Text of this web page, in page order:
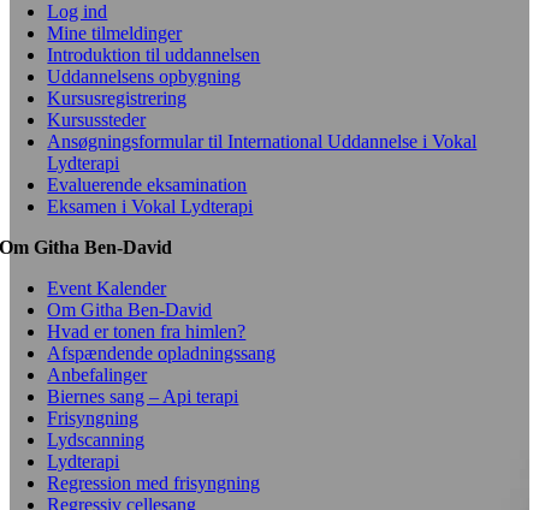
Log ind
Mine tilmeldinger
Introduktion til uddannelsen
Uddannelsens opbygning
Kursusregistrering
Kursussteder
Ansøgningsformular til International Uddannelse i Vokal
Lydterapi
Evaluerende eksamination
Eksamen i Vokal Lydterapi
Om Githa Ben-David
Event Kalender
Om Githa Ben-David
Hvad er tonen fra himlen?
Afspændende opladningssang
Anbefalinger
Biernes sang – Api terapi
Frisyngning
Lydscanning
Lydterapi
Regression med frisyngning
Regressiv cellesang